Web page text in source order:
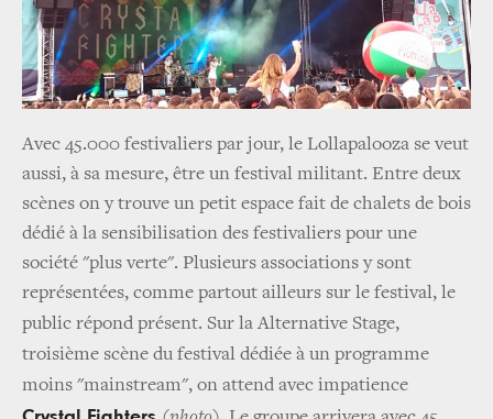
Avec 45.000 festivaliers par jour, le Lollapalooza se veut
aussi, à sa mesure, être un festival militant. Entre deux
scènes on y trouve un petit espace fait de chalets de bois
dédié à la sensibilisation des festivaliers pour une
société "plus verte". Plusieurs associations y sont
représentées, comme partout ailleurs sur le festival, le
public répond présent. Sur la Alternative Stage,
troisième scène du festival dédiée à un programme
moins "mainstream", on attend avec impatience